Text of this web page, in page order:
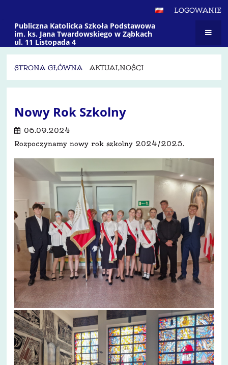
LOGOWANIE
Publiczna Katolicka Szkoła Podstawowa
im. ks. Jana Twardowskiego w Ząbkach
ul. 11 Listopada 4
STRONA GŁÓWNA AKTUALNOŚCI
Nowy Rok Szkolny
06.09.2024
Rozpoczynamy nowy rok szkolny 2024/2025.